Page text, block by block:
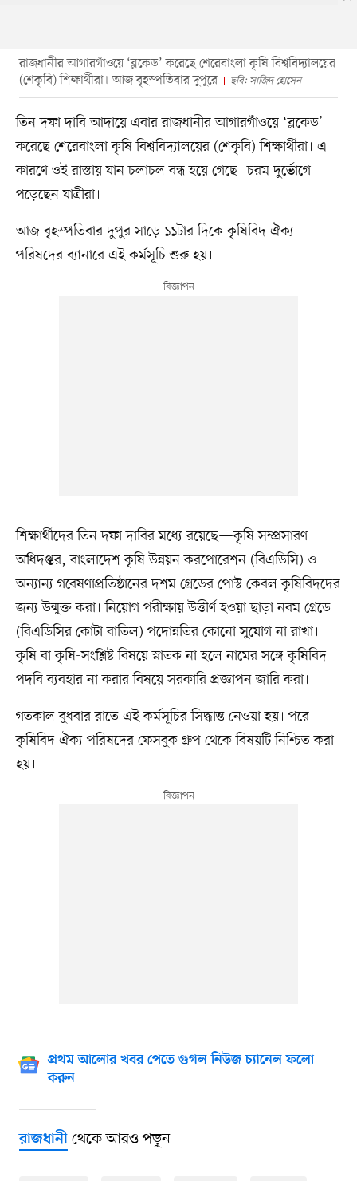
রাজধানীর আগারগাঁওয়ে ‘ব্লকেড’ করেছে শেরেবাংলা কৃষি বিশ্ববিদ্যালয়ের
(শেকৃবি) শিক্ষার্থীরা। আজ বৃহস্পতিবার দুপুরে
ছবি: সাজিদ হোসেন
তিন দফা দাবি আদায়ে এবার রাজধানীর আগারগাঁওয়ে ‘ব্লকেড’
করেছে শেরেবাংলা কৃষি বিশ্ববিদ্যালয়ের (শেকৃবি) শিক্ষার্থীরা। এ
কারণে ওই রাস্তায় যান চলাচল বন্ধ হয়ে গেছে। চরম দুর্ভোগে
পড়েছেন যাত্রীরা।
আজ বৃহস্পতিবার দুপুর সাড়ে ১১টার দিকে কৃষিবিদ ঐক্য
পরিষদের ব্যানারে এই কর্মসূচি শুরু হয়।
শিক্ষার্থীদের তিন দফা দাবির মধ্যে রয়েছে—কৃষি সম্প্রসারণ
অধিদপ্তর, বাংলাদেশ কৃষি উন্নয়ন করপোরেশন (বিএডিসি) ও
অন্যান্য গবেষণাপ্রতিষ্ঠানের দশম গ্রেডের পোস্ট কেবল কৃষিবিদদের
জন্য উন্মুক্ত করা। নিয়োগ পরীক্ষায় উত্তীর্ণ হওয়া ছাড়া নবম গ্রেডে
(বিএডিসির কোটা বাতিল) পদোন্নতির কোনো সুযোগ না রাখা।
কৃষি বা কৃষি-সংশ্লিষ্ট বিষয়ে স্নাতক না হলে নামের সঙ্গে কৃষিবিদ
পদবি ব্যবহার না করার বিষয়ে সরকারি প্রজ্ঞাপন জারি করা।
গতকাল বুধবার রাতে এই কর্মসূচির সিদ্ধান্ত নেওয়া হয়। পরে
কৃষিবিদ ঐক্য পরিষদের ফেসবুক গ্রুপ থেকে বিষয়টি নিশ্চিত করা
হয়।
প্রথম আলোর খবর পেতে গুগল নিউজ চ্যানেল ফলো
করুন
রাজধানীথেকে আরও পড়ুন